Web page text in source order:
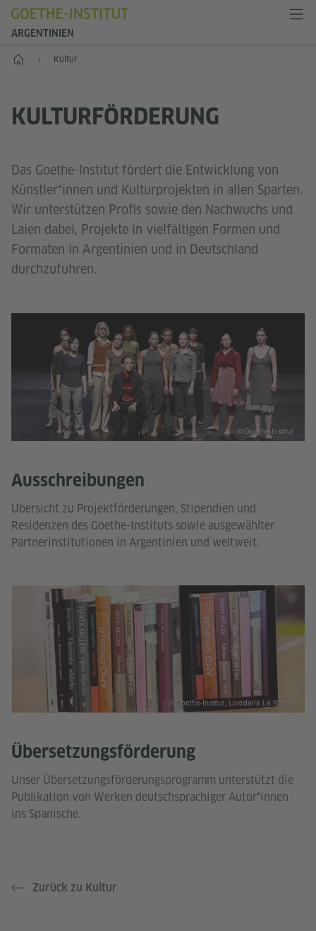
ARGENTINIEN
Start Kultur
KULTURFÖRDERUNG
Das Goethe-Institut fördert die Entwicklung von
Künstler*innen und Kulturprojekten in allen Sparten.
Wir unterstützen Profis sowie den Nachwuchs und
Laien dabei, Projekte in vielfältigen Formen und
Formaten in Argentinien und in Deutschland
durchzuführen.
Ausschreibungen
Übersicht zu Projektförderungen, Stipendien und
Residenzen des Goethe-Instituts sowie ausgewählter
Partnerinstitutionen in Argentinien und weltweit.
© Goethe-Institut
Übersetzungsförderung
Unser Übersetzungsförderungsprogramm unterstützt die
Publikation von Werken deutschsprachiger Autor*innen
ins Spanische.
© Goethe-Institut, Loredana La Rocca
Zurück zu Kultur